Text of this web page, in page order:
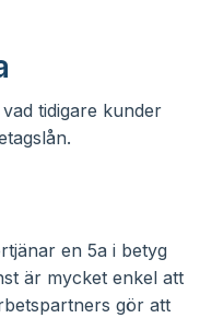
tidigare kunder
en 5a i betyg
är mycket enkel att
gör att